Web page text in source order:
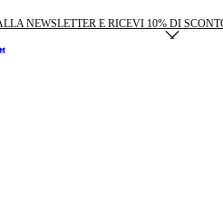
NEWSLETTER E RICEVI 10% DI